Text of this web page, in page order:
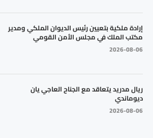
إرادة ملكية بتعيين رئيس الديوان الملكي ومدير
مكتب الملك في مجلس الأمن القومي
2026-08-06
ريال مدريد يتعاقد مع الجناح العاجي يان
ديوماندي
2026-08-06